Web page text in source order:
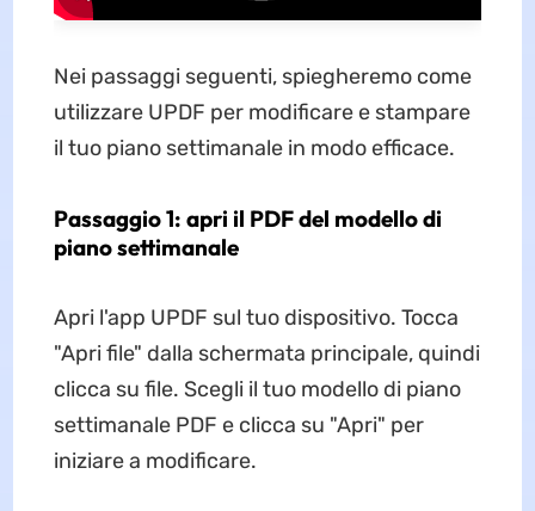
Nei passaggi seguenti, spiegheremo come
utilizzare UPDF per modificare e stampare
il tuo piano settimanale in modo efficace.
Passaggio 1: apri il PDF del modello di
piano settimanale
Apri l'app UPDF sul tuo dispositivo. Tocca
"Apri file" dalla schermata principale, quindi
clicca su file. Scegli il tuo modello di piano
settimanale PDF e clicca su "Apri" per
iniziare a modificare.